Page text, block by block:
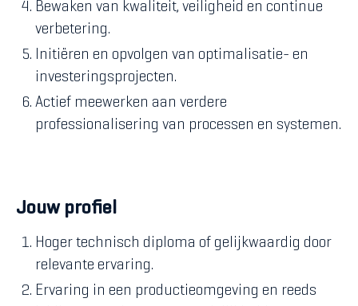
Bewaken van kwaliteit, veiligheid en continue
verbetering.
Initiëren en opvolgen van optimalisatie- en
investeringsprojecten.
Actief meewerken aan verdere
professionalisering van processen en systemen.
Jouw profiel
Hoger technisch diploma of gelijkwaardig door
relevante ervaring.
Ervaring in een productieomgeving en reeds